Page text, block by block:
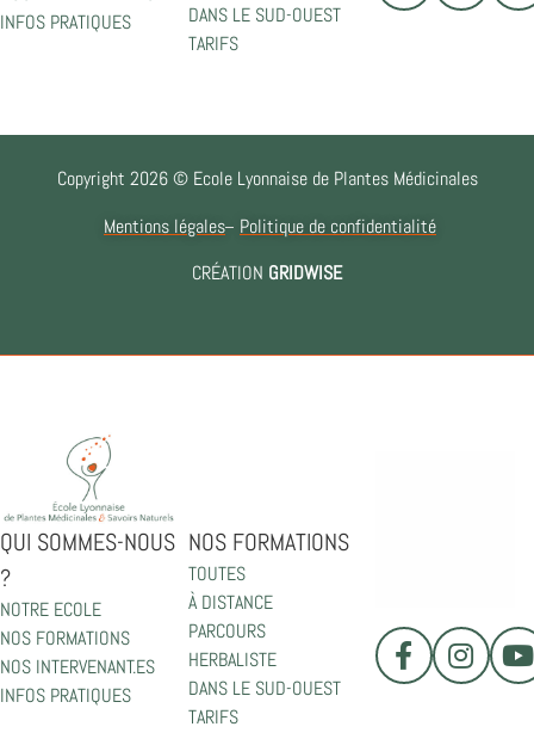
INFOS PRATIQUES
DANS LE SUD-OUEST
TARIFS
Copyright 2026 © Ecole Lyonnaise de Plantes Médicinales
Mentions légales
Politique de confidentialité
CRÉATION GRIDWISE
QUI SOMMES-NOUS
?
NOTRE ECOLE
NOS FORMATIONS
NOS INTERVENANT.ES
INFOS PRATIQUES
NOS FORMATIONS
TOUTES
À DISTANCE
PARCOURS
HERBALISTE
DANS LE SUD-OUEST
TARIFS